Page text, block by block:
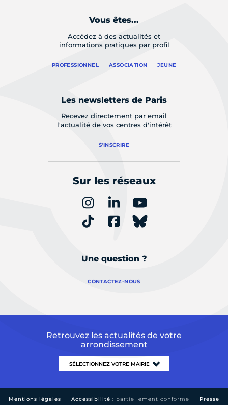
Vous êtes...
Accédez à des actualités et
informations pratiques par profil
PROFESSIONNEL ASSOCIATION JEUNE
Les newsletters de Paris
Recevez directement par email
l'actualité de vos centres d'intérêt
S'INSCRIRE
Sur les réseaux
Une question ?
CONTACTEZ-NOUS
Retrouvez les actualités de votre
arrondissement
Mentions légales Accessibilité : partiellement conforme Presse